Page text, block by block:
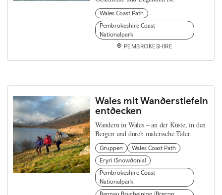
Wales Coast Path
Pembrokeshire Coast
Nationalpark
PEMBROKESHIRE
Wales mit Wanderstiefeln
entdecken
Wandern in Wales – an der Küste, in den
Bergen und durch malerische Täler.
Gruppen
Wales Coast Path
Eryri (Snowdonia)
Pembrokeshire Coast
Nationalpark